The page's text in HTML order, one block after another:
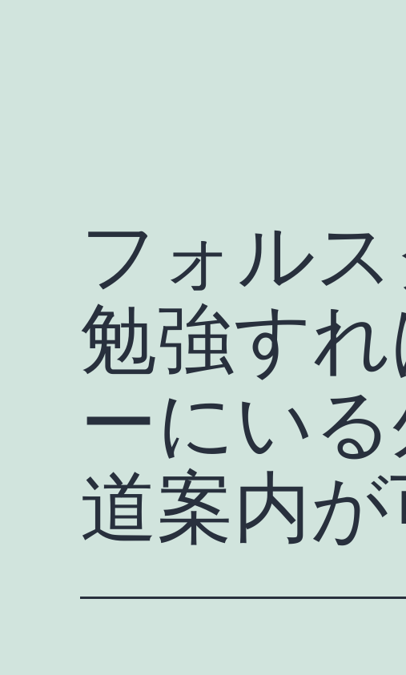
フォル
勉強す
ーにい
道案内